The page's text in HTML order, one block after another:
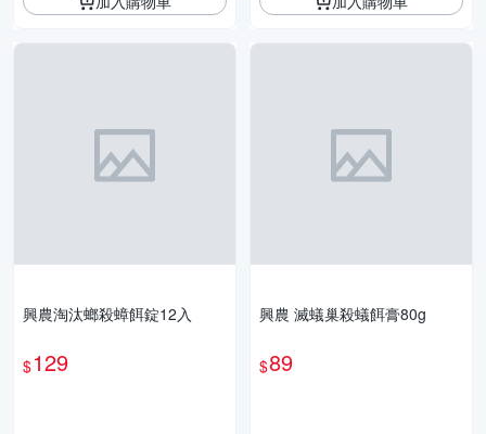
興農淘汰螂殺蟑餌錠12入
$129
興農 滅蟻巢殺蟻餌膏80g
$89